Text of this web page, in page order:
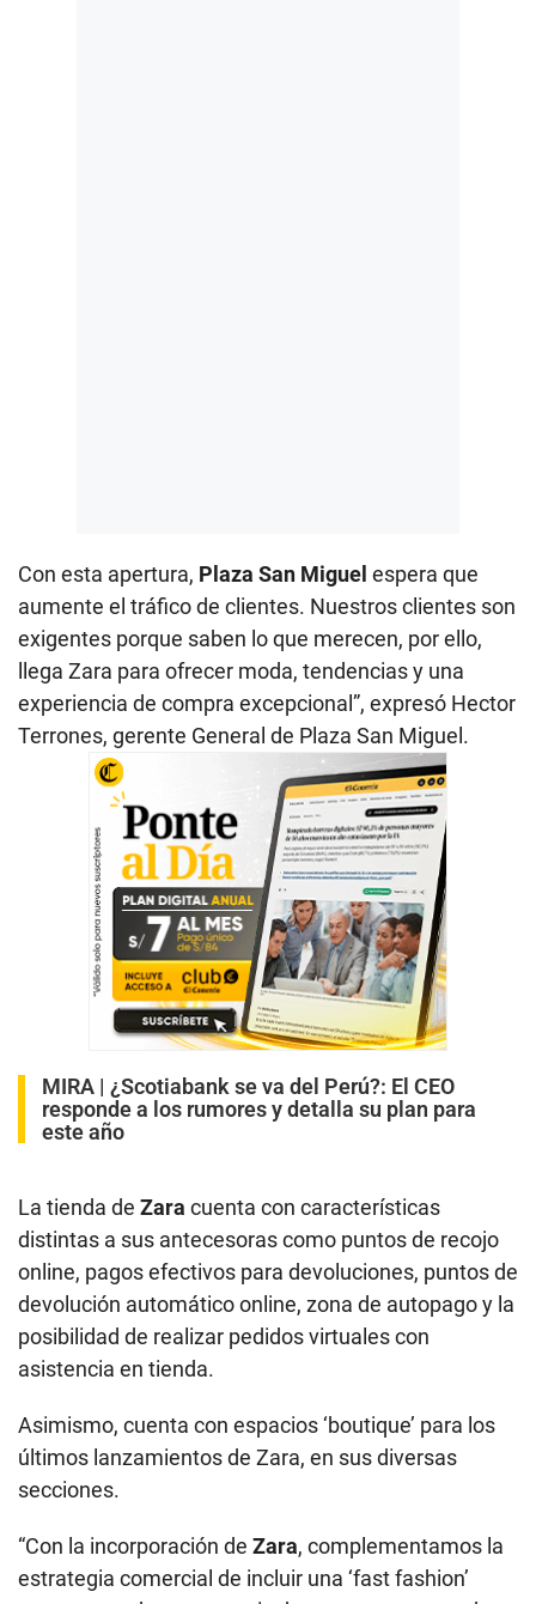
Con esta apertura, Plaza San Miguel espera que
aumente el tráfico de clientes. Nuestros clientes son
exigentes porque saben lo que merecen, por ello,
llega Zara para ofrecer moda, tendencias y una
experiencia de compra excepcional”, expresó Hector
Terrones, gerente General de Plaza San Miguel.
MIRA | ¿Scotiabank se va del Perú?: El CEO
responde a los rumores y detalla su plan para
este año
La tienda de Zara cuenta con características
distintas a sus antecesoras como puntos de recojo
online, pagos efectivos para devoluciones, puntos de
devolución automático online, zona de autopago y la
posibilidad de realizar pedidos virtuales con
asistencia en tienda.
Asimismo, cuenta con espacios ‘boutique’ para los
últimos lanzamientos de Zara, en sus diversas
secciones.
“Con la incorporación de Zara, complementamos la
estrategia comercial de incluir una ‘fast fashion’